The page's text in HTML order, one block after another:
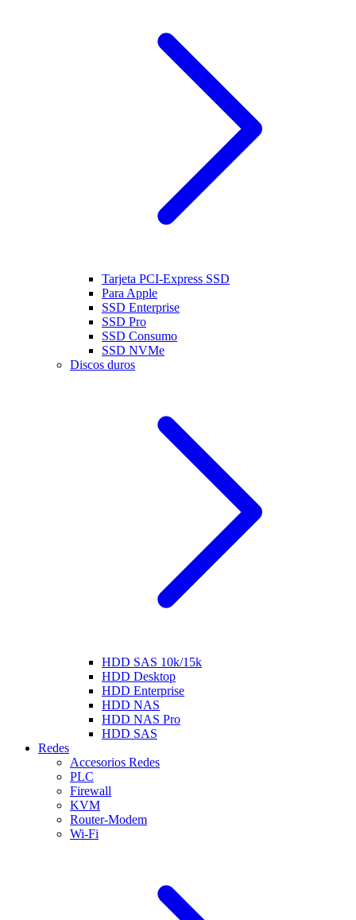
Tarjeta PCI-Express SSD
Para Apple
SSD Enterprise
SSD Pro
SSD Consumo
SSD NVMe
Discos duros
HDD SAS 10k/15k
HDD Desktop
HDD Enterprise
HDD NAS
HDD NAS Pro
HDD SAS
Redes
Accesorios Redes
PLC
Firewall
KVM
Router-Modem
Wi-Fi